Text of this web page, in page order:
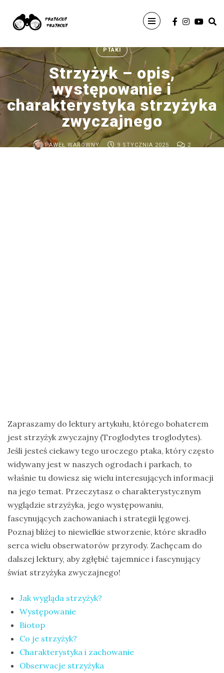
PTAKI
Strzyżyk – opis,
występowanie i
charakterystyka strzyżyka
zwyczajnego
PAWEŁ WAROWNY 9 STYCZNIA 2025 2
Zapraszamy do lektury artykułu, którego bohaterem
jest strzyżyk zwyczajny (Troglodytes troglodytes).
Jeśli jesteś ciekawy tego uroczego ptaka, który często
widywany jest w naszych ogrodach i parkach, to
właśnie tu dowiesz się wielu interesujących informacji
na jego temat. Przeczytasz o charakterystycznym
wyglądzie strzyżyka, jego występowaniu,
fascynujących zachowaniach i strategii lęgowej.
Poznaj bliżej to niewielkie stworzenie, które skradło
serca wielu obserwatorów przyrody. Zachęcam do
dalszej lektury, aby zgłębić tajemnice i fascynujący
świat strzyżyka zwyczajnego!
Jak wygląda strzyżyk?
Występowanie
Biotop
Co je strzyżyk?
Charakterystyka i zachowanie
Obserwacje strzyżyka
Wyszukaj
ARCHIWUM
wycieczka
na
Sri
Lankę
raport
Wrona
siwa
–
jak
co
je
ile
żyje
wrona?